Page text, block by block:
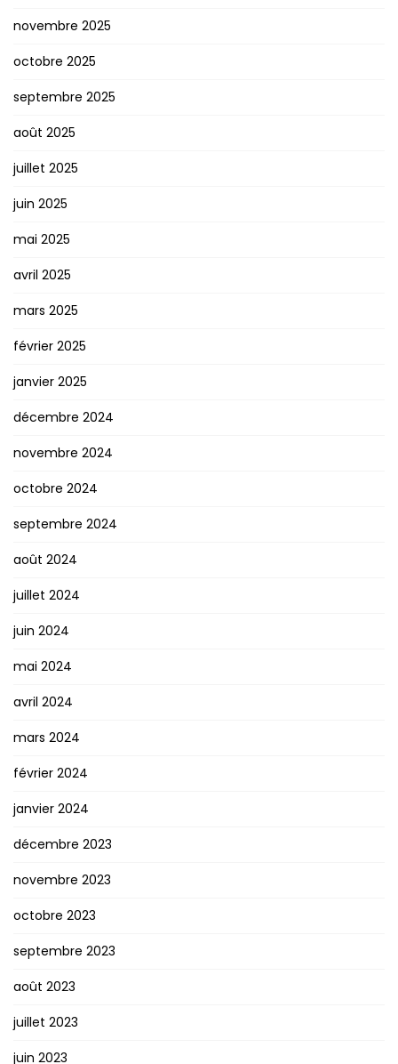
novembre 2025
octobre 2025
septembre 2025
août 2025
juillet 2025
juin 2025
mai 2025
avril 2025
mars 2025
février 2025
janvier 2025
décembre 2024
novembre 2024
octobre 2024
septembre 2024
août 2024
juillet 2024
juin 2024
mai 2024
avril 2024
mars 2024
février 2024
janvier 2024
décembre 2023
novembre 2023
octobre 2023
septembre 2023
août 2023
juillet 2023
juin 2023